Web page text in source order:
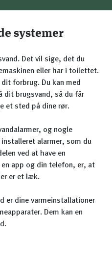
systemer
Det vil sige, det du
eller har i toilettet.
forbrug. Du kan med
dit brugsvand, så du får
et sted på dine rør.
og nogle
alarmer, som du
ved at have en
app og din telefon, er, at
er et læk.
er dine varmeinstallationer
Dem kan en